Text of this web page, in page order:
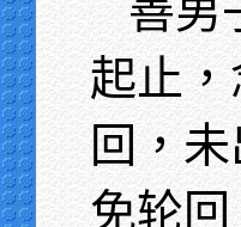
善男
起止
回，
免轮